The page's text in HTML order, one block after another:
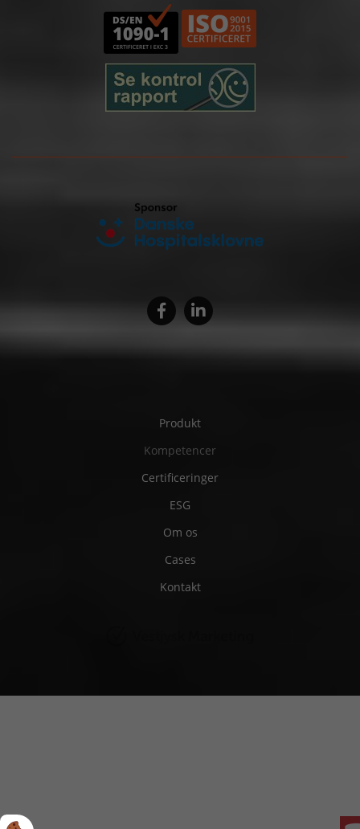
Produkt
Kompetencer
Certificeringer
ESG
Om os
Cases
Kontakt